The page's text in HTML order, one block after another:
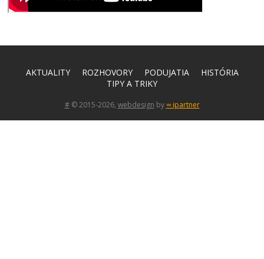
AKTUALITY ROZHOVORY PODUJATIA
HISTÓRIA
TIPY A TRIKY
#© 2015-2026, webdesign by ∞ ipartner